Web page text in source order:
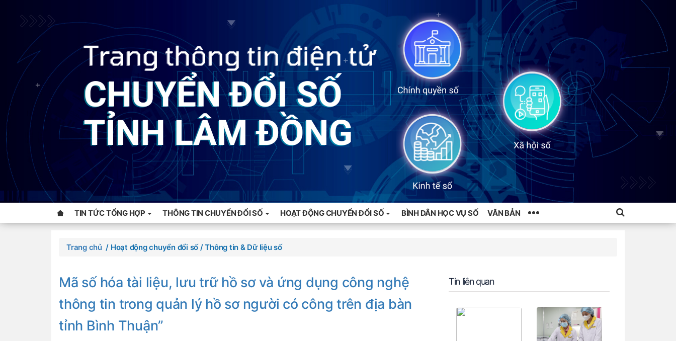
TIN TỨC TỔNG HỢP THÔNG TIN CHUYỂN ĐỔI SỐ HOẠT ĐỘNG CHUYỂN ĐỔI SỐ BÌNH DÂN HỌC VỤ SỐ VĂN BẢN
Trang chủ / Hoạt động chuyển đổi số/ Thông tin & Dữ liệu số
Mã số hóa tài liệu, lưu trữ hồ sơ và ứng dụng công nghệ
thông tin trong quản lý hồ sơ người có công trên địa bàn
tỉnh Bình Thuận” ​
Tin liên quan